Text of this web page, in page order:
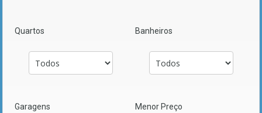
Quartos Banheiros
Garagens Menor Preço